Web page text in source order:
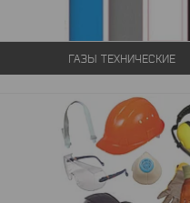
ГАЗЫ ТЕХНИЧЕСКИЕ